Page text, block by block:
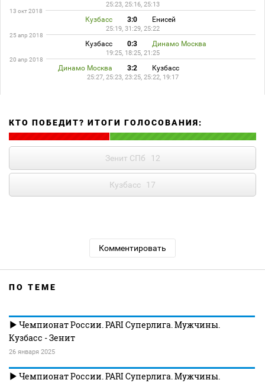
25:23, 25:16, 25:13
13 окт 2018
Кузбасс 3:0 Енисей
25:19, 31:29, 25:22
25 апр 2018
Кузбасс 0:3 Динамо Москва
19:25, 18:25, 21:25
20 апр 2018
Динамо Москва 3:2 Кузбасс
25:27, 25:23, 23:25, 25:22, 19:17
КТО ПОБЕДИТ? ИТОГИ ГОЛОСОВАНИЯ:
Зенит СПб 12
Кузбасс 17
Комментировать
ПО ТЕМЕ
Чемпионат России. PARI Суперлига. Мужчины.
Кузбасс - Зенит
26 января 2025
Чемпионат России. PARI Суперлига. Мужчины.